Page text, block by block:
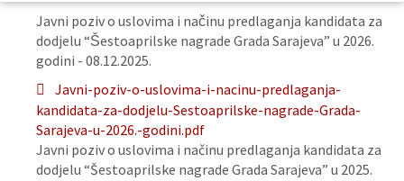
Javni poziv o uslovima i načinu predlaganja kandidata za
dodjelu “Šestoaprilske nagrade Grada Sarajeva” u 2026.
godini - 08.12.2025.
Javni-poziv-o-uslovima-i-nacinu-predlaganja-
kandidata-za-dodjelu-Sestoaprilske-nagrade-Grada-
Sarajeva-u-2026.-godini.pdf
Javni poziv o uslovima i načinu predlaganja kandidata za
dodjelu “Šestoaprilske nagrade Grada Sarajeva” u 2025.